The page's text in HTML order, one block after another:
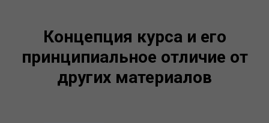
Концепция курса и его
принципиальное отличие от
других материалов